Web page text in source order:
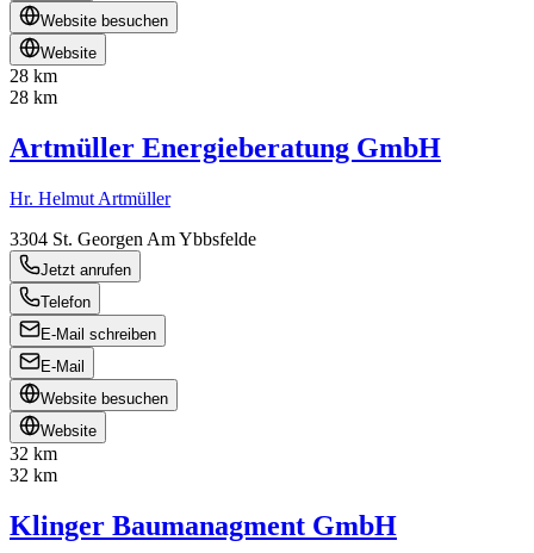
Website besuchen
Website
28 km
28 km
Artmüller Energieberatung GmbH
Hr. Helmut Artmüller
3304 St. Georgen Am Ybbsfelde
Jetzt anrufen
Telefon
E-Mail schreiben
E-Mail
Website besuchen
Website
32 km
32 km
Klinger Baumanagment GmbH